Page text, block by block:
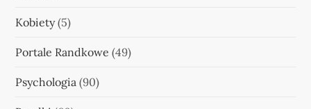
Kobiety(5)
Portale Randkowe (49)
Psychologia (90)